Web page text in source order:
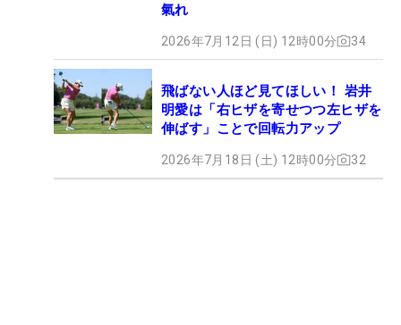
氣れ
2026年7月12日 (日) 12時00分 34
飛ばない人ほど見てほしい！ 岩井
明愛は「右ヒザを寄せつつ左ヒザを
伸ばす」ことで回転力アップ
2026年7月18日 (土) 12時00分 32